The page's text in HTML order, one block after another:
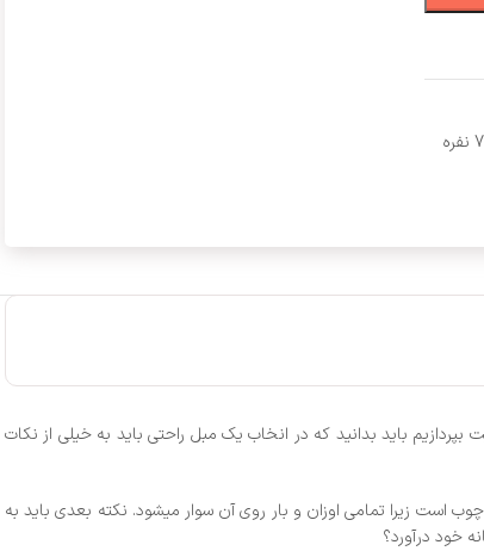
قیمت مبل ال راحتی 7 نفره
باید بدانید که در انخاب یک مبل راحتی باید به خیلی از نکات
است زیرا تمامی اوزان و بار روی آن سوار میشود. نکته بعدی باید به
خود درآورد؟